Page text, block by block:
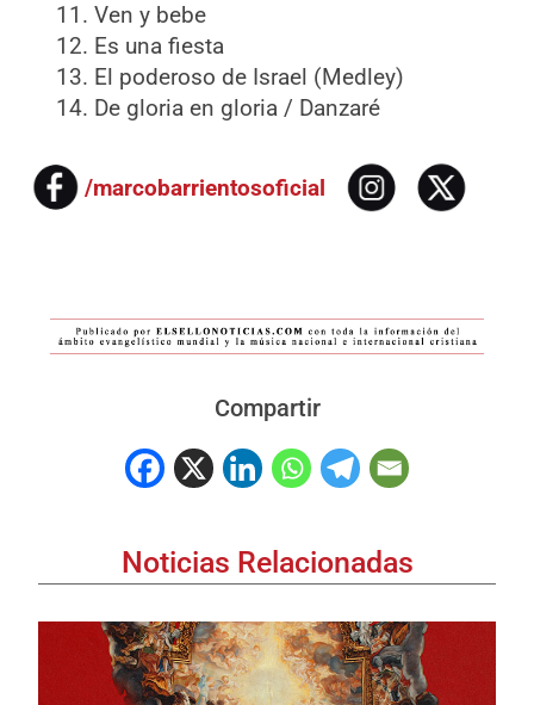
Ven y bebe
Es una fiesta
El poderoso de Israel (Medley)
De gloria en gloria / Danzaré
/marcobarrientosoficial
Compartir
Noticias Relacionadas